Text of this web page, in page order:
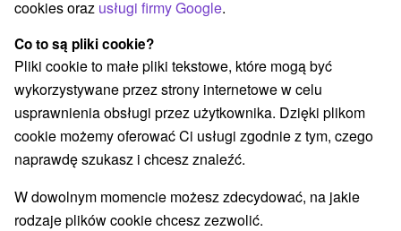
Wybierz datę
Przejdź do lokalizacji
8,9 doskonały·2023 recenzji
cookies oraz usługi firmy Google.
Co to są pliki cookie?
Pliki cookie to małe pliki tekstowe, które mogą być
wykorzystywane przez strony internetowe w celu
usprawnienia obsługi przez użytkownika. Dzięki plikom
cookie możemy oferować Ci usługi zgodnie z tym, czego
naprawdę szukasz i chcesz znaleźć.
W dowolnym momencie możesz zdecydować, na jakie
rodzaje plików cookie chcesz zezwolić.